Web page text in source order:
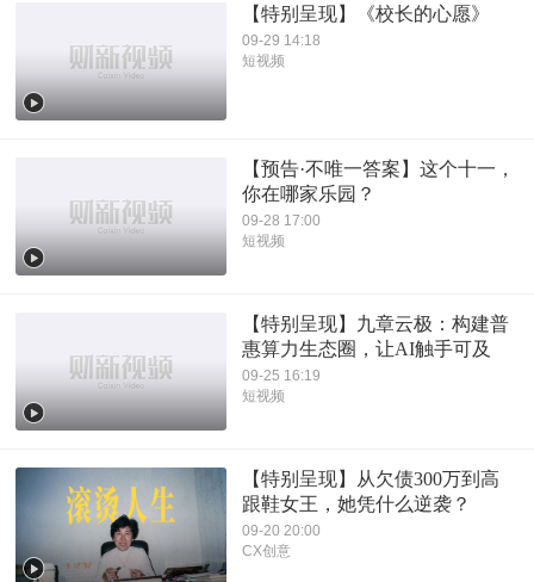
【特别呈现】《校长的心愿》
09-29 14:18
短视频
【预告·不唯一答案】这个十一，
你在哪家乐园？
09-28 17:00
短视频
【特别呈现】九章云极：构建普
惠算力生态圈，让AI触手可及
09-25 16:19
短视频
【特别呈现】从欠债300万到高
跟鞋女王，她凭什么逆袭？
09-20 20:00
CX创意